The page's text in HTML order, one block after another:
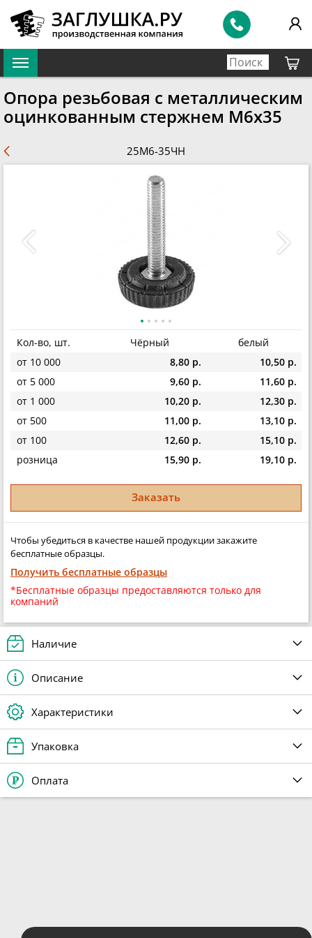
Опора резьбовая с металлическим
оцинкованным стержнем М6х35
25М6-35ЧН
Кол-во, шт. Чёрный
белый
от 10 000
8,80 р.
10,50 р.
от 5 000
9,60 р.
11,60 р.
от 1 000
10,20 р.
12,30 р.
от 500
11,00 р.
13,10 р.
от 100
12,60 р.
15,10 р.
розница
15,90 р. 19,10 р.
Заказать
Чтобы убедиться в качестве нашей продукции закажите
бесплатные образцы.
Получить бесплатные образцы
*Бесплатные образцы предоставляются только для
компаний
Наличие
Описание
Характеристики
Упаковка
Оплата